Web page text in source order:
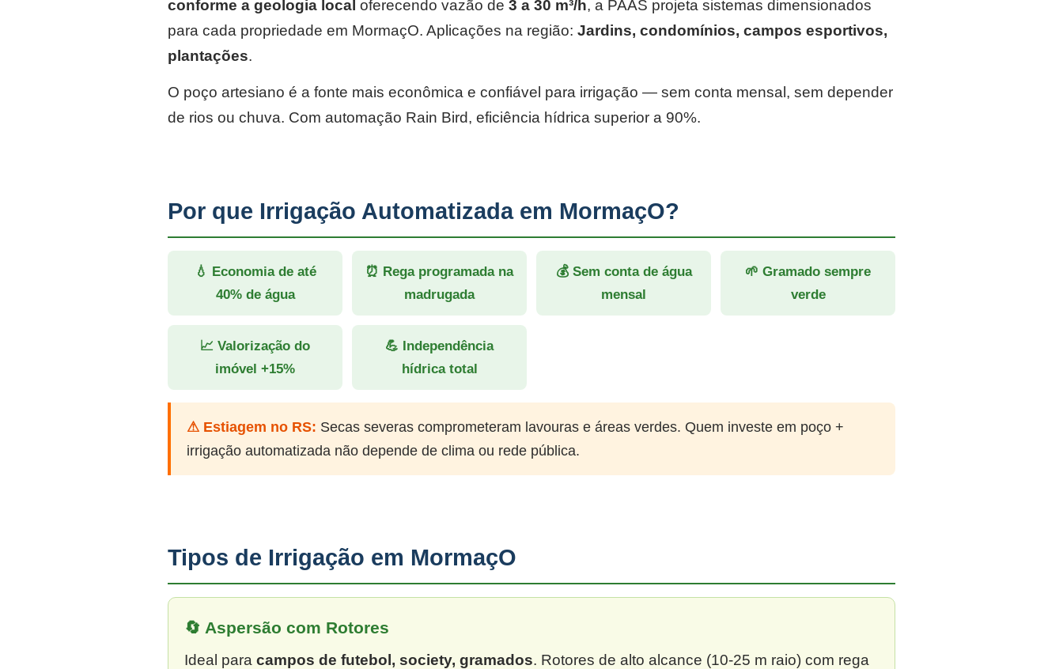
conforme a geologia local oferecendo vazão de 3 a 30 m³/h, a PAAS projeta sistemas dimensionados
para cada propriedade em MormaçO. Aplicações na região: Jardins, condomínios, campos esportivos,
plantações.
O poço artesiano é a fonte mais econômica e confiável para irrigação — sem conta mensal, sem depender
de rios ou chuva. Com automação Rain Bird, eficiência hídrica superior a 90%.
Por que Irrigação Automatizada em MormaçO?
💧 Economia de até
40% de água
⏰ Rega programada na
madrugada
💰 Sem conta de água
mensal
🌱 Gramado sempre
verde
📈 Valorização do
imóvel +15%
💪 Independência
hídrica total
⚠ Estiagem no RS: Secas severas comprometeram lavouras e áreas verdes. Quem investe em poço +
irrigação automatizada não depende de clima ou rede pública.
Tipos de Irrigação em MormaçO
🔄 Aspersão com Rotores
Ideal para campos de futebol, society, gramados. Rotores de alto alcance (10-25 m raio) com rega